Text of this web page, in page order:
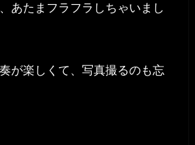
あたまフラフラしちゃいまし
が楽しくて、写真撮るのも忘